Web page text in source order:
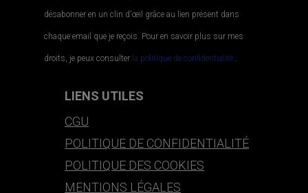
désabonner en un clin d'œil grâce au lien présent dans
chaque email que je reçois. Pour en savoir plus sur mes
droits, je peux consulter la politique de confidentialité.
LIENS UTILES
CGU
POLITIQUE DE CONFIDENTIALITÉ
POLITIQUE DES COOKIES
MENTIONS LÉGALES